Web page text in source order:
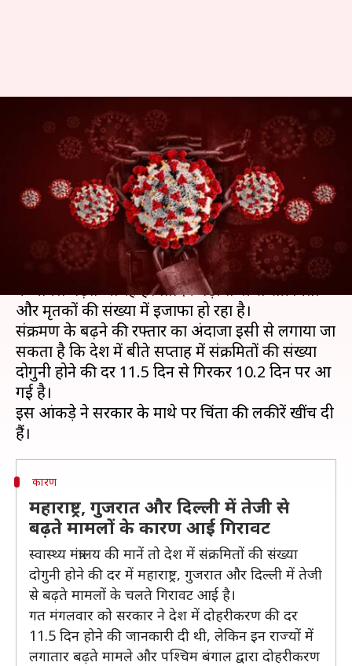
देश में तेजी से फैल रहा कोरोना
वायरस संक्रमण, मामले दोगुने होने
की रफ्तार बढ़ी
लेखन भारत शर्मा May 08, 2020 02:50 pm
क्या है खबर?
सरकार के अथक प्रयासों के बाद भी देश में कोरोना संक्रमण
के मामले बढ़ते जा रहे हैं। प्रतिदिन बड़ी तेजी से संक्रमितों
और मृतकों की संख्या में इजाफा हो रहा है।
संक्रमण के बढ़ने की रफ्तार का अंदाजा इसी से लगाया जा
सकता है कि देश में बीते सप्ताह में संक्रमितों की संख्या
दोगुनी होने की दर 11.5 दिन से गिरकर 10.2 दिन पर आ
गई है।
इस आंकड़े ने सरकार के माथे पर चिंता की लकीरें खींच दी
कारण
महाराष्ट्र, गुजरात और दिल्ली में तेजी से
बढ़ते मामलों के कारण आई गिरावट
स्वास्थ्य मंत्रालय की मानें तो देश में संक्रमितों की संख्या
दोगुनी होने की दर में महाराष्ट्र, गुजरात और दिल्ली में तेजी
से बढ़ते मामलों के चलते गिरावट आई है।
गत मंगलवार को सरकार ने देश में दोहरीकरण की दर
11.5 दिन होने की जानकारी दी थी, लेकिन इन राज्यों में
लगातार बढ़ते मामले और पश्चिम बंगाल द्वारा दोहरीकरण